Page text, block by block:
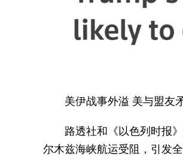
美伊战事外溢 美与盟友
路透社和《以色列时报
尔木兹海峡航运受阻，引发